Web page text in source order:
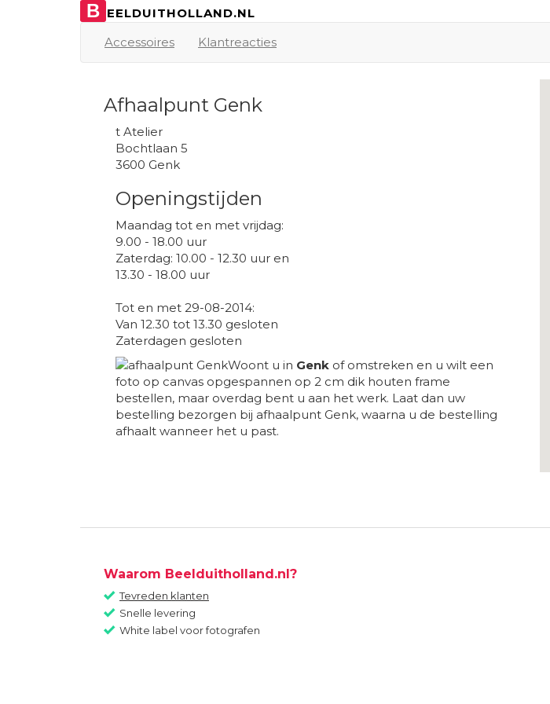
B EELDUITHOLLAND.NL
Accessoires
Klantreacties
Afhaalpunt Genk
t Atelier
Bochtlaan 5
3600 Genk
Openingstijden
Maandag tot en met vrijdag:
9.00 - 18.00 uur
Zaterdag: 10.00 - 12.30 uur en
13.30 - 18.00 uur
Tot en met 29-08-2014:
Van 12.30 tot 13.30 gesloten
Zaterdagen gesloten
Woont u in Genk of omstreken en u wilt een
foto op canvas opgespannen op 2 cm dik houten frame
bestellen, maar overdag bent u aan het werk. Laat dan uw
bestelling bezorgen bij afhaalpunt Genk, waarna u de bestelling
afhaalt wanneer het u past.
Waarom Beelduitholland.nl?
Tevreden klanten
Snelle levering
White label voor fotografen